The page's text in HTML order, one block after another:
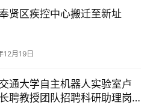
贤区疾控中心搬迁至新址
12月19日
通大学自主机器人实验室卢
聘教授团队招聘科研助理岗